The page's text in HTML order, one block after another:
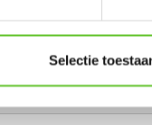
Selectie